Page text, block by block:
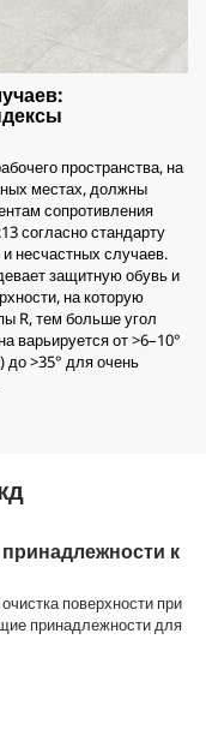
пространства, на
местах, должны
сопротивления
согласно стандарту
несчастных случаев.
защитную обувь и
на которую
R, тем больше угол
варьируется от >6–10°
до >35° для очень
к
поверхности при
принадлежности для